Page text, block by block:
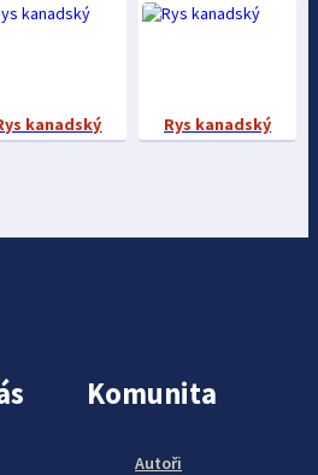
kanadský Rys kanadský
Komunita
Autoři